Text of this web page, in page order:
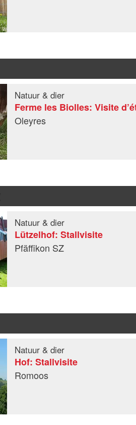
Natuur & dier
Ferme les Biolles: Visite
Oleyres
Natuur & dier
Lützelhof: Stallvisite
Pfäffikon SZ
Natuur & dier
Hof: Stallvisite
Romoos